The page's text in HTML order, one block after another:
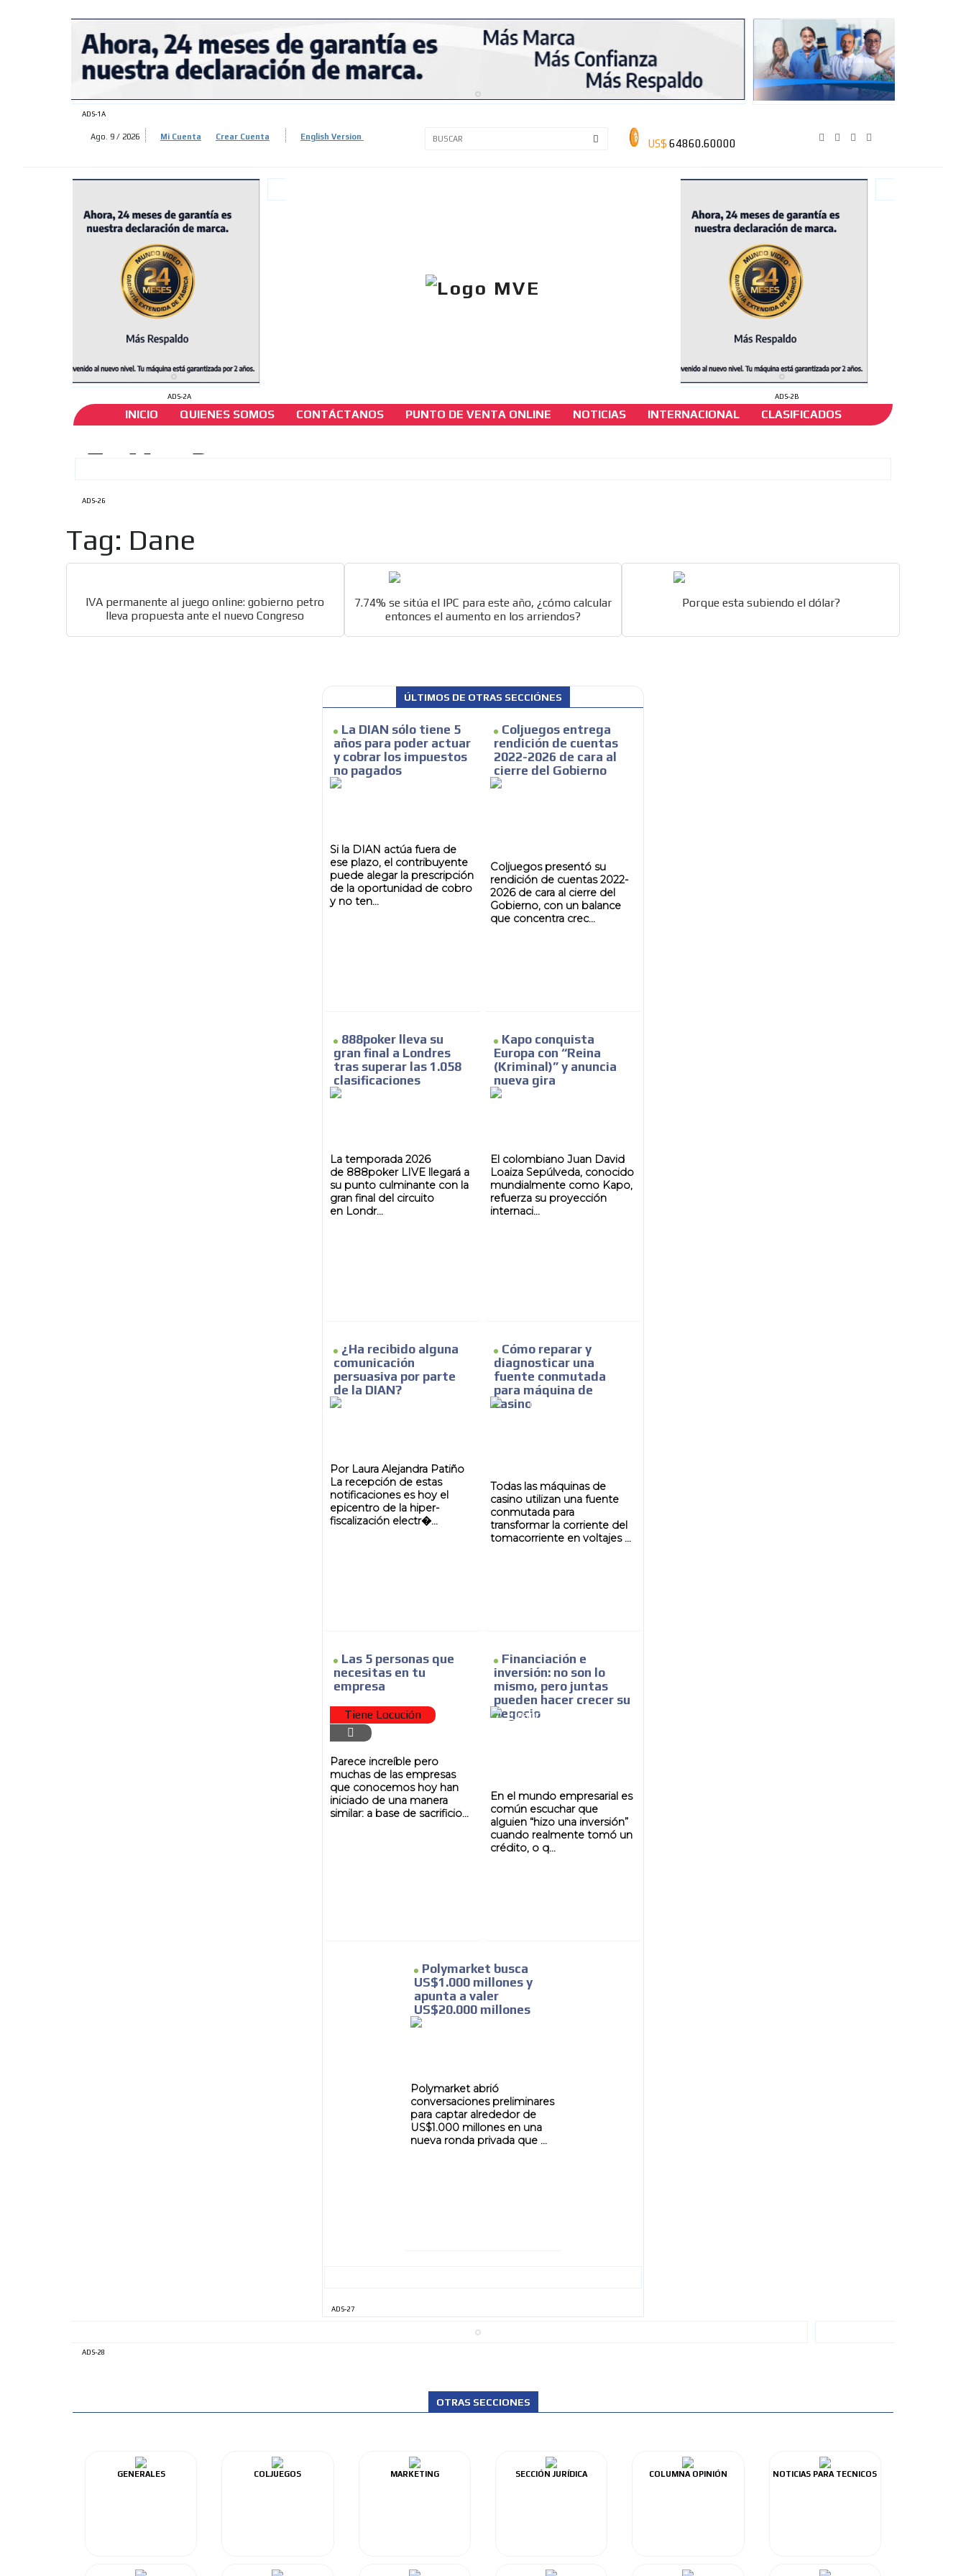
ADS-1A
Ago. 9 / 2026 Mi Cuenta Crear Cuenta English Version
ADS-2A ADS-2B
INICIO QUIENES SOMOS CONTÁCTANOS PUNTO DE VENTA ONLINE NOTICIAS INTERNACIONAL CLASIFICADOS
IVA permanente al juego online: gobierno petro
lleva propuesta ante el nuevo Congreso
ADS-26
Tag: Dane
IVA permanente al juego online: gobierno petro
lleva propuesta ante el nuevo Congreso
7.74% se sitúa el IPC para este año, ¿cómo calcular
entonces el aumento en los arriendos?
Porque esta subiendo el dólar?
ÚLTIMOS DE OTRAS SECCIÓNES
La DIAN sólo tiene 5
años para poder actuar
y cobrar los impuestos
no pagados
Si la DIAN actúa fuera de
ese plazo, el contribuyente
puede alegar la prescripción
de la oportunidad de cobro
y no ten...
Coljuegos entrega
rendición de cuentas
2022-2026 de cara al
cierre del Gobierno
Coljuegos presentó su
rendición de cuentas 2022-
2026 de cara al cierre del
Gobierno, con un balance
que concentra crec...
888poker lleva su
gran final a Londres
tras superar las 1.058
clasificaciones
La temporada 2026
de 888poker LIVE llegará a
su punto culminante con la
gran final del circuito
en Londr...
Kapo conquista
Europa con “Reina
(Kriminal)” y anuncia
nueva gira
El colombiano Juan David
Loaiza Sepúlveda, conocido
mundialmente como Kapo,
refuerza su proyección
internaci...
¿Ha recibido alguna
comunicación
persuasiva por parte
de la DIAN?
Por Laura Alejandra Patiño
La recepción de estas
notificaciones es hoy el
epicentro de la hiper-
fiscalización electr�...
Cómo reparar y
diagnosticar una
fuente conmutada
para máquina de
casino
Todas las máquinas de
casino utilizan una fuente
conmutada para
transformar la corriente del
tomacorriente en voltajes ...
Las 5 personas que
necesitas en tu
empresa
Tiene Locución
Parece increíble pero
muchas de las empresas
que conocemos hoy han
iniciado de una manera
similar: a base de sacrificio...
Financiación e
inversión: no son lo
mismo, pero juntas
pueden hacer crecer su
negocio
En el mundo empresarial es
común escuchar que
alguien “hizo una inversión”
cuando realmente tomó un
crédito, o q...
Polymarket busca
US$1.000 millones y
apunta a valer
US$20.000 millones
Polymarket abrió
conversaciones preliminares
para captar alrededor de
US$1.000 millones en una
nueva ronda privada que ...
ADS-27
ADS-28
OTRAS SECCIONES
GENERALES COLJUEGOS MARKETING SECCIÓN JURÍDICA COLUMNA OPINIÓN NOTICIAS PARA TECNICOS
ADS-3A
ADVERTISEMENT
MEDIUM